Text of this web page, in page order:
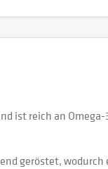
ist reich an
geröstet,